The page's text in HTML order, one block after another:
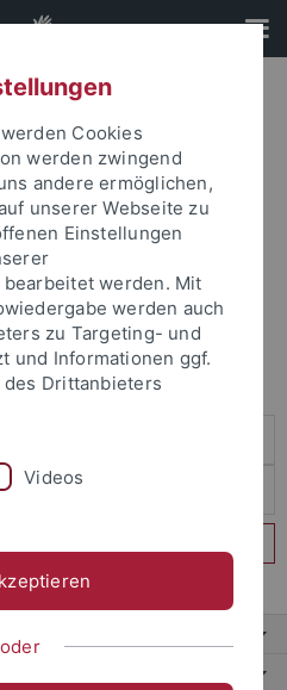
und Ihr Passwort an um sich
Cookies
werden zwingend
andere ermöglichen,
unserer Webseite zu
Einstellungen
werden. Mit
werden auch
zu Targeting- und
und Informationen ggf.
Drittanbieters
Videos
oder